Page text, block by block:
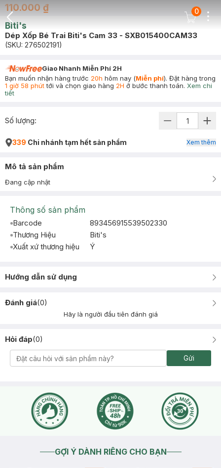
Back Icon
Cart Icon
0
110.000 ₫
Biti's
Dép Xốp Bé Trai Biti's Cam 33 - SXB015400CAM33
(SKU: 276502191)
Giao Nhanh Miễn Phí 2H
Bạn muốn nhận hàng trước 20h hôm nay (Miễn phí). Đặt hàng trong
1 giờ 58 phúttới và chọn giao hàng 2H ở bước thanh toán. Xem chi
tiết
Số lượng:
339 Chi nhánh tạm hết sản phẩm Xem thêm
Mô tả sản phẩm
Đang cập nhật
Thông số sản phẩm
Barcode
893456915539502330
Thương Hiệu
Biti's
Xuất xứ thương hiệu
Ý
Hướng dẫn sử dụng
Đánh giá(0)
Hãy là người đầu tiên đánh giá
Hỏi đáp(0)
Gửi
GỢI Ý DÀNH RIÊNG CHO BẠN